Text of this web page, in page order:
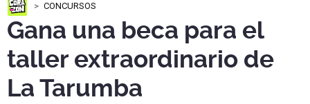
CONCURSOS
Gana una beca para el
taller extraordinario de
La Tarumba